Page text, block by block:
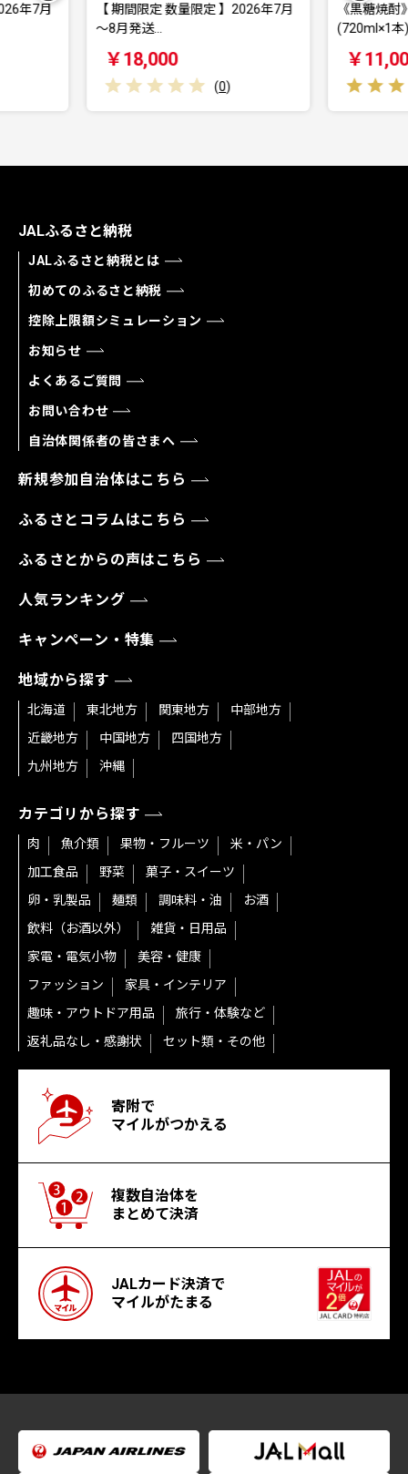
限定 】2026年7月
《黒糖焼酎》紅さんご 箱入り
(720ml×1本)…
￥11,000
JALふるさと納税
JALふるさと納税とは
初めてのふるさと納税
控除上限額シミュレーション
お知らせ
よくあるご質問
お問い合わせ
自治体関係者の皆さまへ
新規参加自治体はこちら
ふるさとコラムはこちら
ふるさとからの声はこちら
人気ランキング
キャンペーン・特集
地域から探す
北海道 東北地方 関東地方
中部地方
近畿地方
中国地方
四国地方
九州地方
沖縄
カテゴリから探す
肉 魚介類 果物・フルーツ
米・パン
加工食品
野菜
菓子・スイーツ
卵・乳製品
麺類 調味料・油
お酒
飲料（お酒以外）
雑貨・日用品
家電・電気小物
美容・健康
ファッション
家具・インテリア
趣味・アウトドア用品
旅行・体験など
返礼品なし・感謝状
セット類・その他
寄附で
マイルがつかえる
複数自治体を
まとめて決済
JALカード決済で
マイルがたまる